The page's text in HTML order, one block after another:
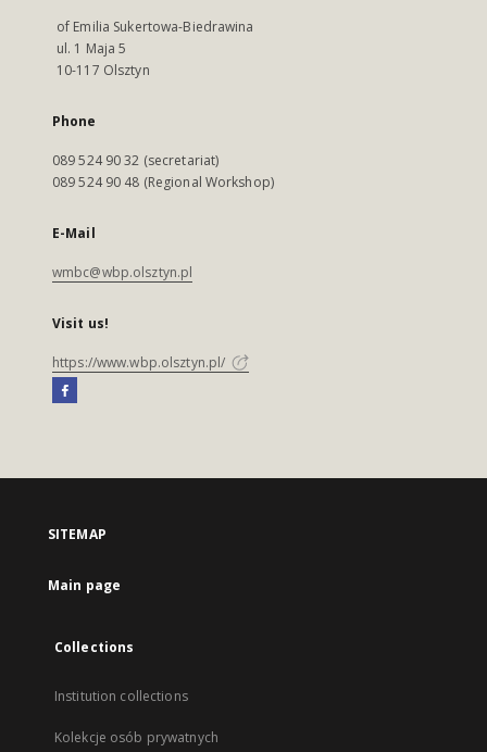
of Emilia Sukertowa-Biedrawina
ul. 1 Maja 5
10-117 Olsztyn
Phone
089 524 90 32 (secretariat)
089 524 90 48 (Regional Workshop)
E-Mail
wmbc@wbp.olsztyn.pl
Visit us!
https://www.wbp.olsztyn.pl/
SITEMAP
Main page
Collections
Institution collections
Kolekcje osób prywatnych